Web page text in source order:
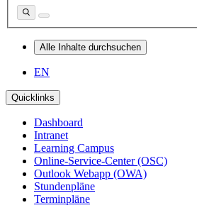
Alle Inhalte durchsuchen
EN
Quicklinks
Dashboard
Intranet
Learning Campus
Online-Service-Center (OSC)
Outlook Webapp (OWA)
Stundenpläne
Terminpläne